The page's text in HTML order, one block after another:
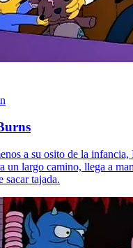
a su osito de la
un largo camino, llega a
sacar tajada.